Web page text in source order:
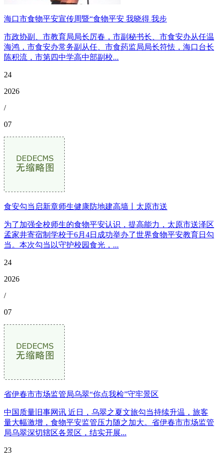
海口市食物平安宣传周暨“食物平安 我晓得 我步
市政协副、市教育局局长厉春，市副秘书长、市食安办从任温
海鸿，市食安办常务副从任、市食药监局局长符怯，海口台长
陈积流，市第四中学高中部副校...
24
2026
/
07
食安勾当启新章师生健康防地建高墙丨太原市送
为了加强全校师生的食物平安认识，提高能力，太原市送泽区
孟家井寄宿制学校于6月4日成功举办了世界食物平安教育日勾
当。本次勾当以守护校园食光，...
24
2026
/
07
省伊春市市场监管局乌翠“你点我检”守牢景区
中国质量旧事网讯 近日，乌翠之夏文旅勾当持续升温，旅客
量大幅激增，食物平安监管压力随之加大。省伊春市市场监管
局乌翠深切辖区各景区，结实开展...
23